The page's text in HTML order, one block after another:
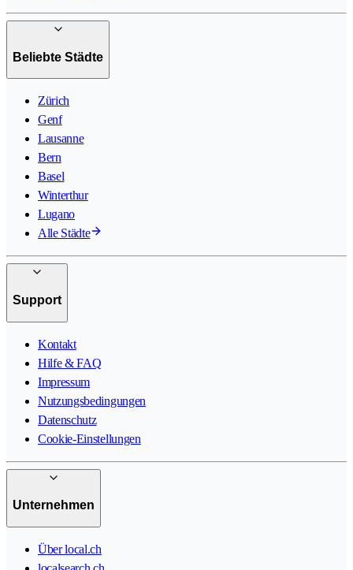
Beliebte Städte
Zürich
Genf
Lausanne
Bern
Basel
Winterthur
Lugano
Alle Städte
Support
Kontakt
Hilfe & FAQ
Impressum
Nutzungsbedingungen
Datenschutz
Cookie-Einstellungen
Unternehmen
Über local.ch